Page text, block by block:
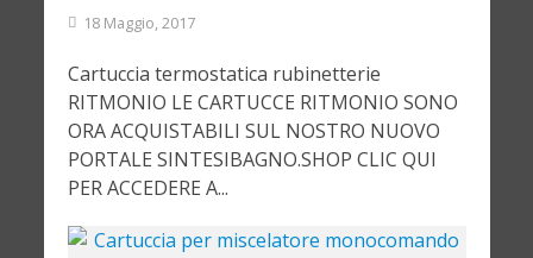
18 Maggio, 2017
Cartuccia termostatica rubinetterie
RITMONIO LE CARTUCCE RITMONIO SONO
ORA ACQUISTABILI SUL NOSTRO NUOVO
PORTALE SINTESIBAGNO.SHOP CLIC QUI
PER ACCEDERE A...